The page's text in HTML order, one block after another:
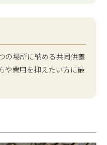
の場所に納める共同供養
や費用を抑えたい方に最